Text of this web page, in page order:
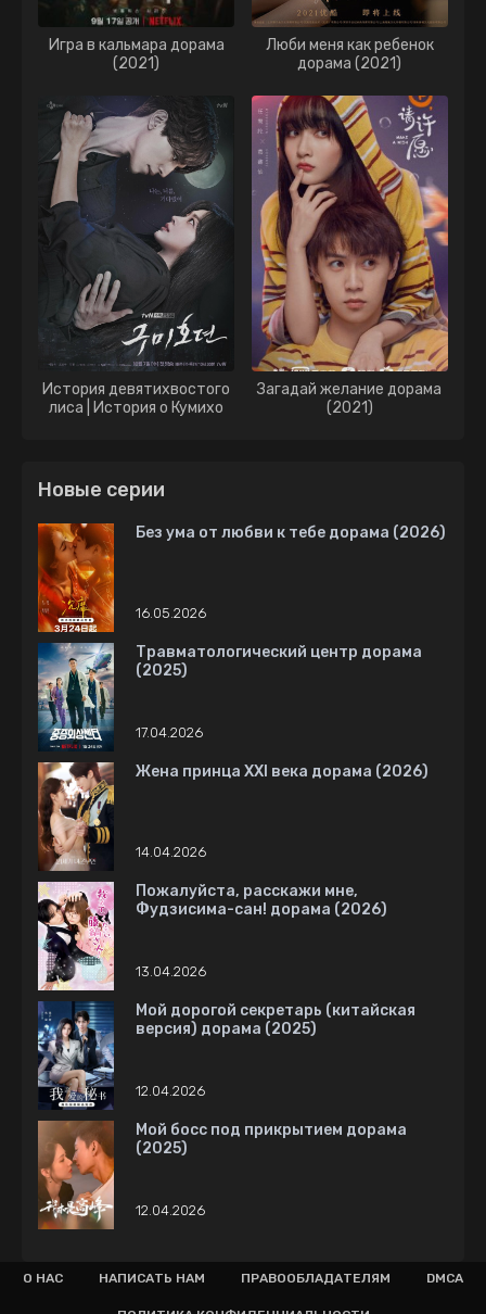
Игра в кальмара дорама
(2021)
Люби меня как ребенок
дорама (2021)
История девятихвостого
лиса | История о Кумихо
Загадай желание дорама
(2021)
Новые серии
Без ума от любви к тебе дорама (2026)
16.05.2026
Травматологический центр дорама
(2025)
17.04.2026
Жена принца XXI века дорама (2026)
14.04.2026
Пожалуйста, расскажи мне,
Фудзисима-сан! дорама (2026)
13.04.2026
Мой дорогой секретарь (китайская
версия) дорама (2025)
12.04.2026
Мой босс под прикрытием дорама
(2025)
12.04.2026
О НАС НАПИСАТЬ НАМ ПРАВООБЛАДАТЕЛЯМ DMCA